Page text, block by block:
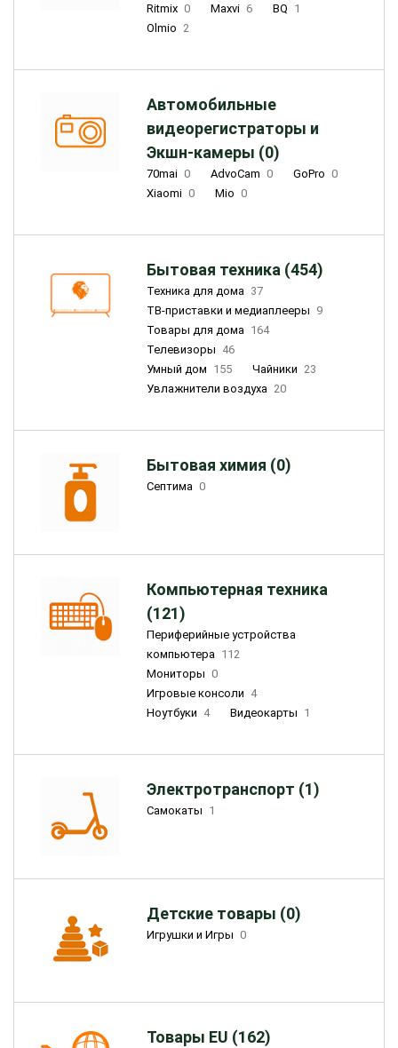
Ritmix 0 Maxvi 6 BQ 1
Olmio 2
Автомобильные
видеорегистраторы и
Экшн-камеры (0)
70mai 0 AdvoCam 0 GoPro 0
Xiaomi 0 Mio 0
Бытовая техника (454)
Техника для дома 37
ТВ-приставки и медиаплееры 9
Товары для дома 164
Телевизоры 46
Умный дом 155 Чайники 23
Увлажнители воздуха 20
Бытовая химия (0)
Септима 0
Компьютерная техника
(121)
Периферийные устройства
компьютера 112
Мониторы 0
Игровые консоли 4
Ноутбуки 4 Видеокарты 1
Электротранспорт (1)
Самокаты 1
Детские товары (0)
Игрушки и Игры 0
Товары EU (162)